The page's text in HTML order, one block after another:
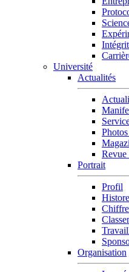
Université
Actualités
Revue
Portrait
Profil
Histore
Organisation